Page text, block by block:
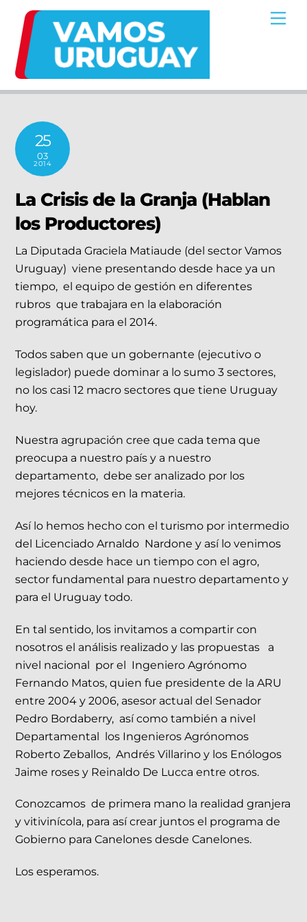
content
25
03
2014
La Crisis de la Granja (Hablan
los Productores)
La Diputada Graciela Matiaude (del sector Vamos
Uruguay) viene presentando desde hace ya un
tiempo, el equipo de gestión en diferentes
rubros que trabajara en la elaboración
programática para el 2014.
Todos saben que un gobernante (ejecutivo o
legislador) puede dominar a lo sumo 3 sectores,
no los casi 12 macro sectores que tiene Uruguay
hoy.
Nuestra agrupación cree que cada tema que
preocupa a nuestro país y a nuestro
departamento, debe ser analizado por los
mejores técnicos en la materia.
Así lo hemos hecho con el turismo por intermedio
del Licenciado Arnaldo Nardone y así lo venimos
haciendo desde hace un tiempo con el agro,
sector fundamental para nuestro departamento y
para el Uruguay todo.
En tal sentido, los invitamos a compartir con
nosotros el análisis realizado y las propuestas a
nivel nacional por el Ingeniero Agrónomo
Fernando Matos, quien fue presidente de la ARU
entre 2004 y 2006, asesor actual del Senador
Pedro Bordaberry, así como también a nivel
Departamental los Ingenieros Agrónomos
Roberto Zeballos, Andrés Villarino y los Enólogos
Jaime roses y Reinaldo De Lucca entre otros.
Conozcamos de primera mano la realidad granjera
y vitivinícola, para así crear juntos el programa de
Gobierno para Canelones desde Canelones.
Los esperamos.